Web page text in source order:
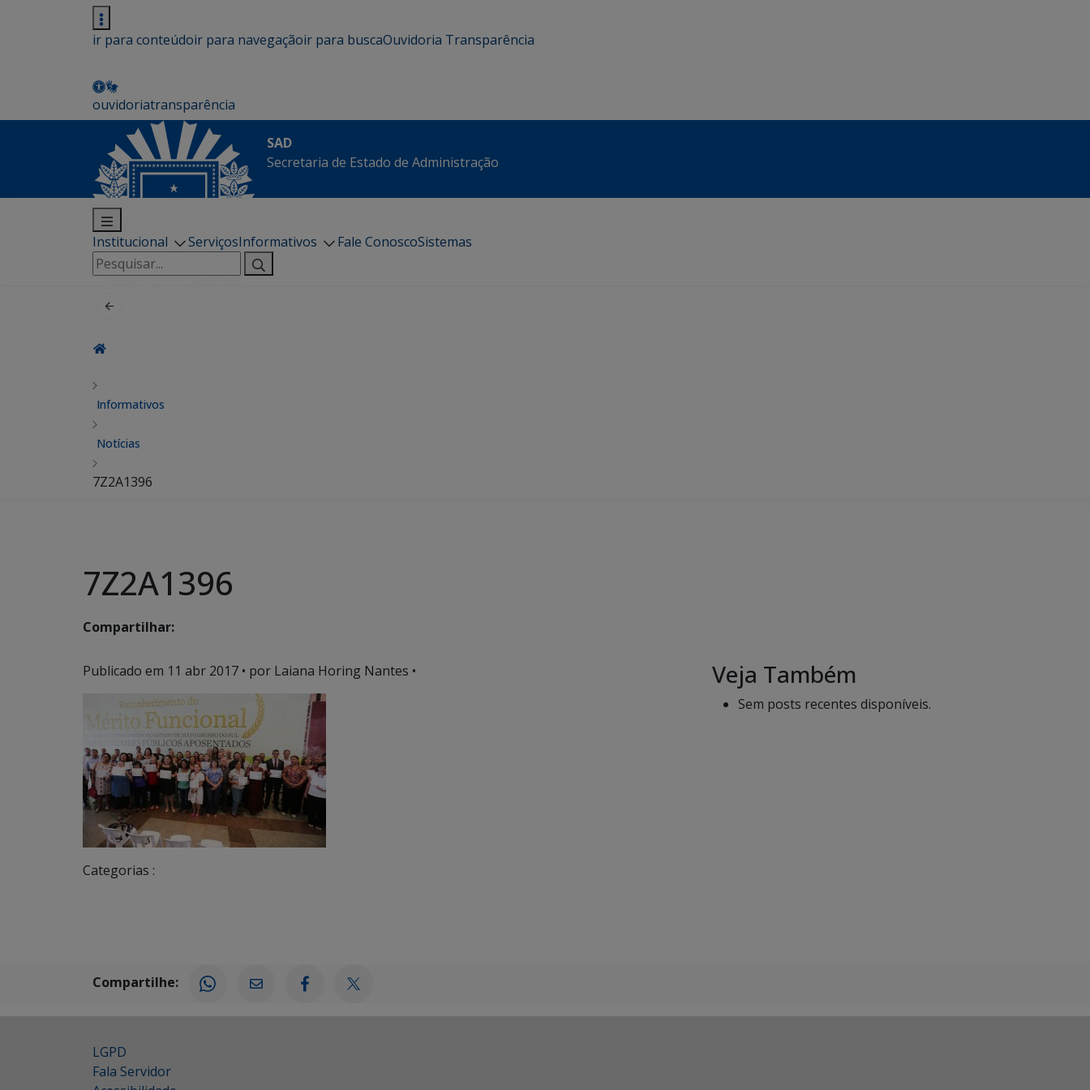
ir para conteúdoir para navegaçãoir para buscaOuvidoria Transparência
ouvidoriatransparência
SAD
Secretaria de Estado de Administração
Institucional ServiçosInformativos Fale ConoscoSistemas
Pesquisar
por:
Informativos
Notícias
7Z2A1396
7Z2A1396
Compartilhar:
Publicado em 11 abr 2017 • por Laiana Horing Nantes •
Categorias :
Veja Também
Sem posts recentes disponíveis.
Compartilhe:
LGPD
Fala Servidor